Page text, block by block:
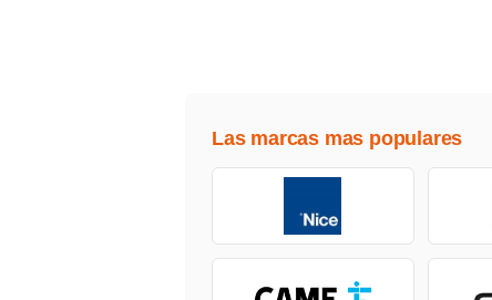
Las marcas mas populares